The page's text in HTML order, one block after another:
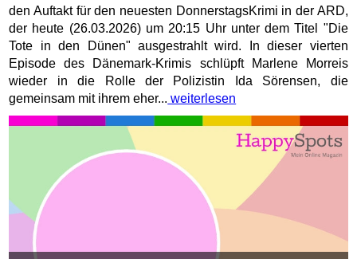
den Auftakt für den neuesten DonnerstagsKrimi in der ARD,
der heute (26.03.2026) um 20:15 Uhr unter dem Titel "Die
Tote in den Dünen" ausgestrahlt wird. In dieser vierten
Episode des Dänemark-Krimis schlüpft Marlene Morreis
wieder in die Rolle der Polizistin Ida Sörensen, die
gemeinsam mit ihrem eher... weiterlesen